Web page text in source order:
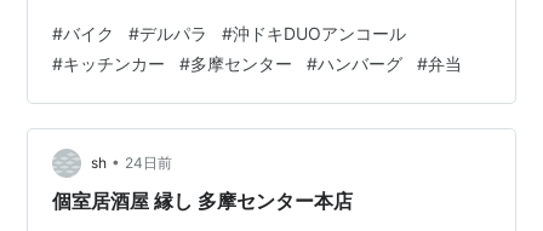
金をして 撤収へ～～～ 帰りはオーナーが変わった唐木田
のセブンイレブンで加熱式たばこのテリアミントを買い
夕食はブリリア多摩センター前に出店中のキッチンカー
米粉パスタdadaさんで(*^-^*) めちゃおいしいハンバー
グ弁当の大盛りとスープ…
#バイク #デルパラ #沖ドキDUOアンコール
#キッチンカー #多摩センター #ハンバーグ #弁当
sh • 24日前
個室居酒屋 縁し 多摩センター本店